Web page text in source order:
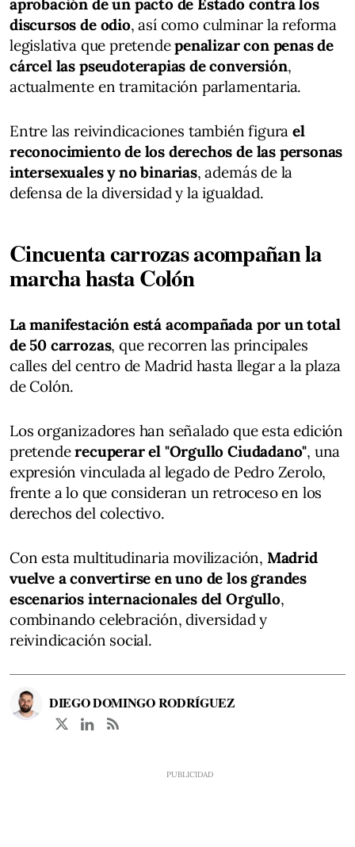
aprobación de un pacto de Estado contra los
discursos de odio, así como culminar la reforma
legislativa que pretendepenalizar con penas de
cárcel las pseudoterapias de conversión,
actualmente en tramitación parlamentaria.
Entre las reivindicaciones también figurael
reconocimiento de los derechos de las personas
intersexuales y no binarias, además de la
defensa de la diversidad y la igualdad.
Cincuenta carrozas acompañan la
marcha hasta Colón
La manifestación está acompañada por un total
de 50 carrozas, que recorren las principales
calles del centro de Madrid hasta llegar a la plaza
de Colón.
Los organizadores han señalado que esta edición
pretenderecuperar el "Orgullo Ciudadano", una
expresión vinculada al legado de Pedro Zerolo,
frente a lo que consideran un retroceso en los
derechos del colectivo.
Con esta multitudinaria movilización, Madrid
vuelve a convertirse en uno de los grandes
escenarios internacionales del Orgullo,
combinando celebración, diversidad y
reivindicación social.
DIEGO DOMINGO RODRÍGUEZ